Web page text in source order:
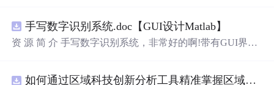
都能触动人心。
手写数字识别系统.doc【GUI设计Matlab】
资 源 简 介 手写数字识别系统，非常好的啊!带有GUI界
带有直观的图形用户界面（GUI），非常容易使用。你只
如何通过区域科技创新分析工具精准掌握区域创新要素分布与产业链融合现状？.docx